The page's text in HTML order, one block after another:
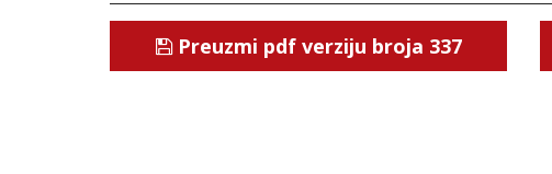
Preuzmi pdf verziju broja 337